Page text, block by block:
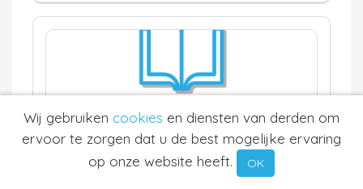
Dikke Duim Buchten
Buchten
Wij gebruiken cookies en diensten van derden om
ervoor te zorgen dat u de best mogelijke ervaring
op onze website heeft.
OK